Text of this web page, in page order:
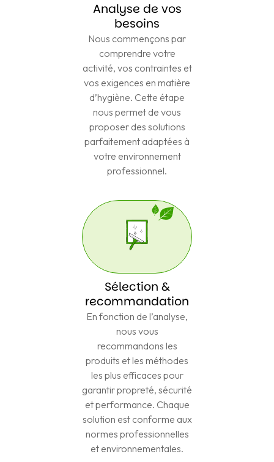
Analyse de vos
besoins
Nous commençons par
comprendre votre
activité, vos contraintes et
vos exigences en matière
d’hygiène. Cette étape
nous permet de vous
proposer des solutions
parfaitement adaptées à
votre environnement
professionnel.
Sélection &
recommandation
En fonction de l’analyse,
nous vous
recommandons les
produits et les méthodes
les plus efficaces pour
garantir propreté, sécurité
et performance. Chaque
solution est conforme aux
normes professionnelles
et environnementales.